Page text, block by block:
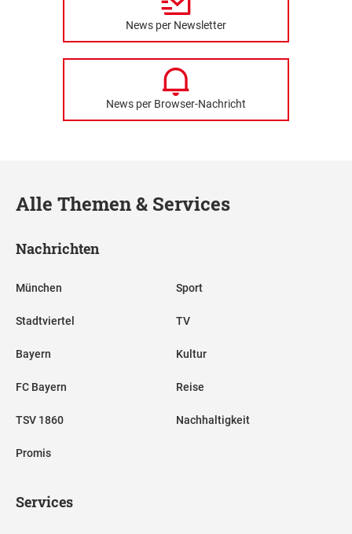
News per Newsletter
News per Browser-Nachricht
Alle Themen & Services
Nachrichten
München
Stadtviertel
Bayern
FC Bayern
TSV 1860
Promis
Sport
TV
Kultur
Reise
Nachhaltigkeit
Services